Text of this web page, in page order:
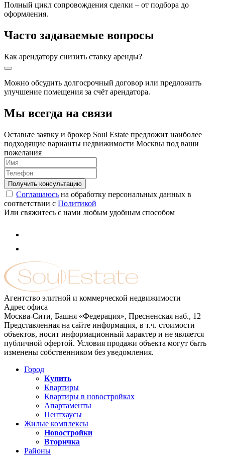
Полный цикл сопровождения сделки – от подбора до
оформления.
Часто задаваемые вопросы
Как арендатору снизить ставку аренды?
Можно обсудить долгосрочный договор или предложить
улучшение помещения за счёт арендатора.
Мы всегда на связи
Оставьте заявку и брокер Soul Estate предложит наиболее
подходящие варианты недвижимости Москвы под ваши
пожелания
Соглашаюсь на обработку персональных данных в
соответствии с Политикой
Или свяжитесь с нами любым удобным способом
Агентство элитной и коммерческой недвижимости
Адрес офиса
Москва-Сити, Башня «Федерация», Пресненская наб., 12
Представленная на сайте информация, в т.ч. стоимости
объектов, носит информационный характер и не является
публичной офертой. Условия продажи объекта могут быть
изменены собственником без уведомления.
Город
Купить
Квартиры
Квартиры в новостройках
Апартаменты
Пентхаусы
Жилые комплексы
Новостройки
Вторичка
Районы